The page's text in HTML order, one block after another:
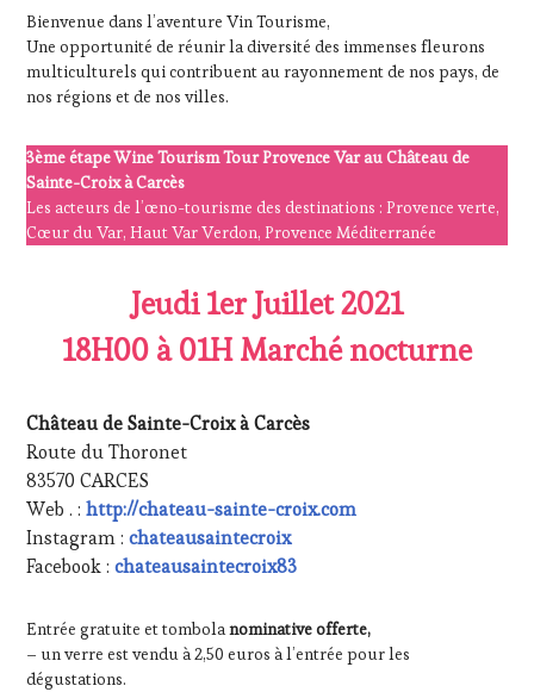
LIVE
STREAMING,
MASTERCLASS,
MÉDIAS,
ÉCRITE,
RADIO,
TV,
WEB
OENOTOURISME,
PRODUCTEURS
TERROIR,
RESTAURATEUR,
CHEF,
CUISINIER,
ŒNOLOGUE,
SOMMELIER,
SALONS
INTERNATIONAUX
SPOT
TASTING
MOVIE,
VAR,
Bienvenue dans l’aventure Vin Tourisme,
Une opportunité de réunir la diversité des immenses fleurons
multiculturels qui contribuent au rayonnement de nos pays, de
nos régions et de nos villes.
3ème étape Wine Tourism Tour Provence Var au Château de
Sainte-Croix à Carcès
Les acteurs de l’œno-tourisme des destinations : Provence verte,
Cœur du Var, Haut Var Verdon, Provence Méditerranée
Jeudi 1er Juillet 2021
18H00 à 01H Marché nocturne
Château de Sainte-Croix à Carcès
Route du Thoronet
83570 CARCES
Web . :http://chateau-sainte-croix.com
Instagram :chateausaintecroix
Facebook :chateausaintecroix83
Entrée gratuite et tombolanominative offerte,
– un verre est vendu à 2,50 euros à l’entrée pour les
dégustations.